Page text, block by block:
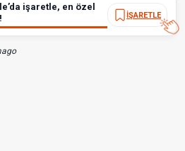
işaretle, en özel
İŞARETLE